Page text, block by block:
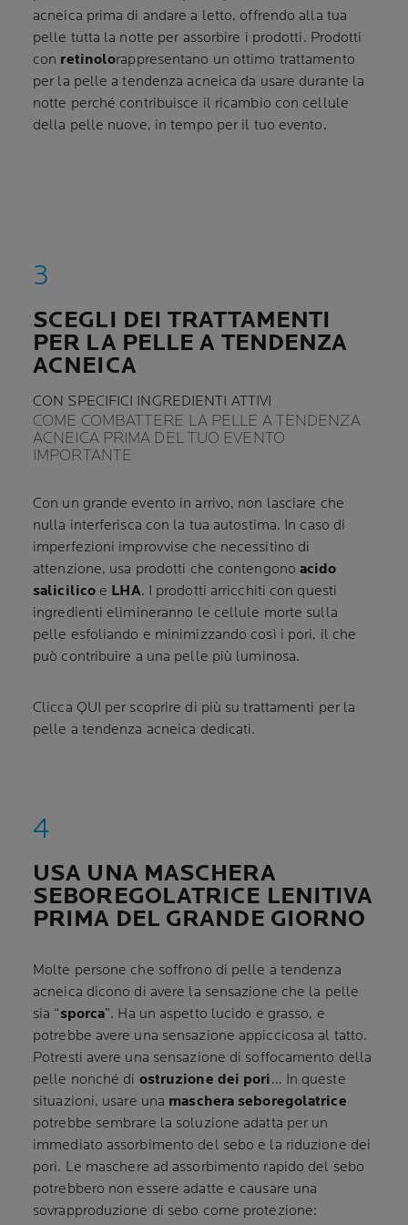
acneica prima di andare a letto, offrendo alla tua
pelle tutta la notte per assorbire i prodotti. Prodotti
con retinolorappresentano un ottimo trattamento
per la pelle a tendenza acneica da usare durante la
notte perché contribuisce il ricambio con cellule
della pelle nuove, in tempo per il tuo evento.
SCEGLI DEI TRATTAMENTI
PER LA PELLE A TENDENZA
ACNEICA
CON SPECIFICI INGREDIENTI ATTIVI
COME COMBATTERE LA PELLE A TENDENZA
ACNEICA PRIMA DEL TUO EVENTO
IMPORTANTE
Con un grande evento in arrivo, non lasciare che
nulla interferisca con la tua autostima. In caso di
imperfezioni improvvise che necessitino di
attenzione, usa prodotti che contengonoacido
salicilico e LHA. I prodotti arricchiti con questi
ingredienti elimineranno le cellule morte sulla
pelle esfoliando e minimizzando così i pori, il che
può contribuire a una pelle più luminosa.
Clicca QUI per scoprire di più su trattamenti per la
pelle a tendenza acneica dedicati.
USA UNA MASCHERA
SEBOREGOLATRICE LENITIVA
PRIMA DEL GRANDE GIORNO
Molte persone che soffrono di pelle a tendenza
acneica dicono di avere la sensazione che la pelle
sia “sporca”. Ha un aspetto lucido e grasso, e
potrebbe avere una sensazione appiccicosa al tatto.
Potresti avere una sensazione di soffocamento della
pelle nonché di ostruzione dei pori… In queste
situazioni, usare una maschera seboregolatrice
potrebbe sembrare la soluzione adatta per un
immediato assorbimento del sebo e la riduzione dei
pori. Le maschere ad assorbimento rapido del sebo
potrebbero non essere adatte e causare una
sovrapproduzione di sebo come protezione: